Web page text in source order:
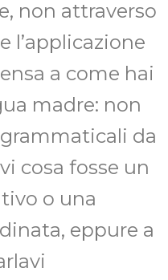
non attraverso
l’applicazione
a come hai
madre: non
da
cosa fosse un
o una
eppure a